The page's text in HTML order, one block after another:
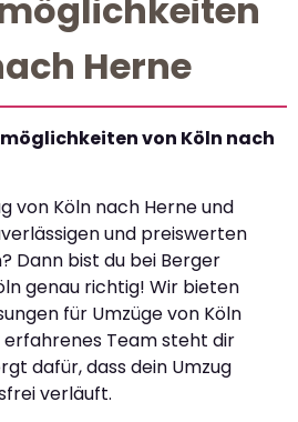
Herne
von Köln nach
von Köln nach Herne und
und preiswerten
Dann bist du bei Berger
genau richtig! Wir bieten
für Umzüge von Köln
erfahrenes Team steht dir
dafür, dass dein Umzug
verläuft.